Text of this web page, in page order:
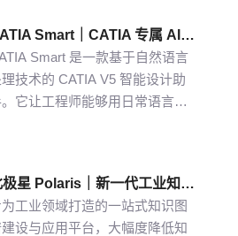
清洗的低效方式。
CATIA Smart｜CATIA 专属 AI 智能体，说说话，AI 帮你建模
Smart 是一款基于自然语言
技术的 CATIA V5 智能设计助
它让工程师能够用日常语言描
北极星 Polaris｜新一代工业知识图谱智能管理平台，点亮工业知识智能之路
为工业领域打造的一站式知识图
设与应用平台，大幅度降低知